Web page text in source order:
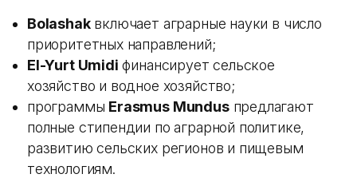
Bolashakвключает аграрные науки в число
приоритетных направлений;
El-Yurt Umidi финансирует сельское
хозяйство и водное хозяйство;
программы Erasmus Mundusпредлагают
полные стипендии по аграрной политике,
развитию сельских регионов и пищевым
технологиям.